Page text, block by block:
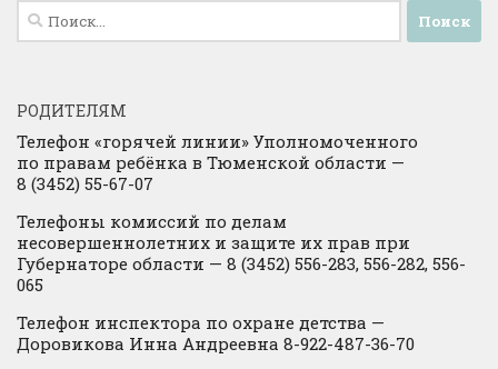
Найти:
РОДИТЕЛЯМ
Телефон «горячей линии» Уполномоченного
по правам ребёнка в Тюменской области —
8 (3452) 55-67-07
Телефоны комиссий по делам
несовершеннолетних и защите их прав при
Губернаторе области — 8 (3452) 556-283, 556-282, 556-
065
Телефон инспектора по охране детства —
Доровикова Инна Андреевна 8-922-487-36-70